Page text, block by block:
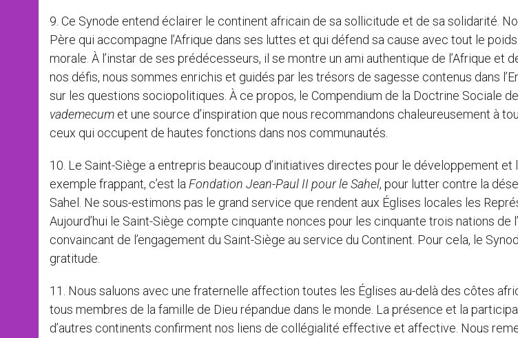
9. Ce Synode entend éclairer le continent africain de sa sollicitude et de sa solidarité.
Père qui accompagne l’Afrique dans ses luttes et qui défend sa cause avec tout le
morale. À l’instar de ses prédécesseurs, il se montre un ami authentique de l’Afrique et
nos défis, nous sommes enrichis et guidés par les trésors de sagesse contenus dans
sur les questions sociopolitiques. À ce propos, le Compendium de la Doctrine Sociale
vademecum et une source d’inspiration que nous recommandons chaleureusement à
ceux qui occupent de hautes fonctions dans nos communautés.
10. Le Saint-Siège a entrepris beaucoup d’initiatives directes pour le développement et
exemple frappant, c’est la Fondation Jean-Paul II pour le Sahel, pour lutter contre la
Sahel. Ne sous-estimons pas le grand service que rendent aux Églises locales les
Aujourd’hui le Saint-Siège compte cinquante nonces pour les cinquante trois nations de
convaincant de l’engagement du Saint-Siège au service du Continent. Pour cela, le
gratitude.
11. Nous saluons avec une fraternelle affection toutes les Églises au-delà des côtes
tous membres de la famille de Dieu répandue dans le monde. La présence et la
d’autres continents confirment nos liens de collégialité effective et affective. Nous